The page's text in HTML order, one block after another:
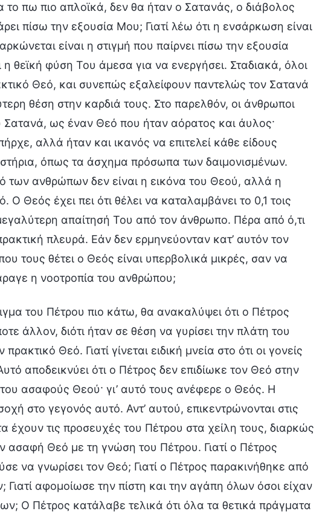
το πω πιο απλοϊκά, δεν θα ήταν ο Σατανάς, ο διάβολος
πίσω την εξουσία Μου; Γιατί λέω ότι η ενσάρκωση είναι
είναι η στιγμή που παίρνει πίσω την εξουσία
θεϊκή φύση Του άμεσα για να ενεργήσει. Σταδιακά, όλοι
Θεό, και συνεπώς εξαλείφουν παντελώς τον Σατανά
θέση στην καρδιά τους. Στο παρελθόν, οι άνθρωποι
ως έναν Θεό που ήταν αόρατος και άυλος·
αλλά ήταν και ικανός να επιτελεί κάθε είδους
όπως τα άσχημα πρόσωπα των δαιμονισμένων.
των ανθρώπων δεν είναι η εικόνα του Θεού, αλλά η
Θεός έχει πει ότι θέλει να καταλαμβάνει το 0,1 τοις
απαίτησή Του από τον άνθρωπο. Πέρα από ό,τι
πλευρά. Εάν δεν ερμηνεύονταν κατ’ αυτόν τον
τους θέτει ο Θεός είναι υπερβολικά μικρές, σαν να
η νοοτροπία του ανθρώπου;
του Πέτρου πιο κάτω, θα ανακαλύψει ότι ο Πέτρος
άλλον, διότι ήταν σε θέση να γυρίσει την πλάτη του
Θεό. Γιατί γίνεται ειδική μνεία στο ότι οι γονείς
αποδεικνύει ότι ο Πέτρος δεν επιδίωκε τον Θεό στην
ασαφούς Θεού· γι’ αυτό τους ανέφερε ο Θεός. Η
στο γεγονός αυτό. Αντ’ αυτού, επικεντρώνονται στις
έχουν τις προσευχές του Πέτρου στα χείλη τους, διαρκώς
ασαφή Θεό με τη γνώση του Πέτρου. Γιατί ο Πέτρος
να γνωρίσει τον Θεό; Γιατί ο Πέτρος παρακινήθηκε από
αφομοίωσε την πίστη και την αγάπη όλων όσοι είχαν
Ο Πέτρος κατάλαβε τελικά ότι όλα τα θετικά πράγματα